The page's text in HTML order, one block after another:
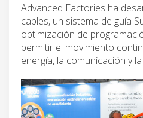
Advanced Factories ha
cables, un sistema de guía
optimización de
permitir el movimiento
energía, la comunicación y